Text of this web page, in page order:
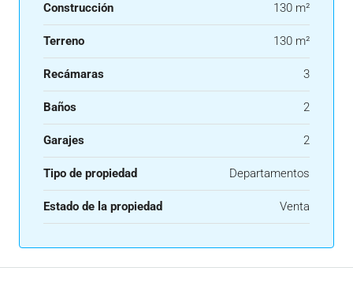
Construcción 130 m²
Terreno 130 m²
Recámaras 3
Baños 2
Garajes 2
Tipo de propiedad Departamentos
Estado de la propiedad Venta